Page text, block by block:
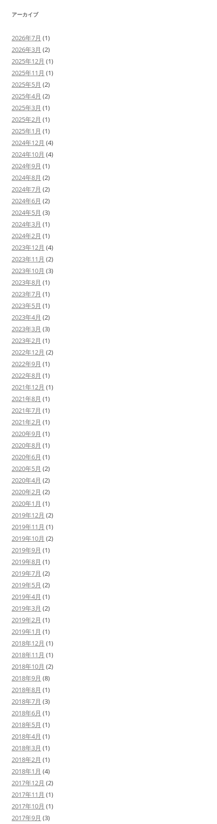
アーカイブ
2026年7月 (1)
2026年3月 (2)
2025年12月 (1)
2025年11月 (1)
2025年5月 (2)
2025年4月 (2)
2025年3月 (1)
2025年2月 (1)
2025年1月 (1)
2024年12月 (4)
2024年10月 (4)
2024年9月 (1)
2024年8月 (2)
2024年7月 (2)
2024年6月 (2)
2024年5月 (3)
2024年3月 (1)
2024年2月 (1)
2023年12月 (4)
2023年11月 (2)
2023年10月 (3)
2023年8月 (1)
2023年7月 (1)
2023年5月 (1)
2023年4月 (2)
2023年3月 (3)
2023年2月 (1)
2022年12月 (2)
2022年9月 (1)
2022年8月 (1)
2021年12月 (1)
2021年8月 (1)
2021年7月 (1)
2021年2月 (1)
2020年9月 (1)
2020年8月 (1)
2020年6月 (1)
2020年5月 (2)
2020年4月 (2)
2020年2月 (2)
2020年1月 (1)
2019年12月 (2)
2019年11月 (1)
2019年10月 (2)
2019年9月 (1)
2019年8月 (1)
2019年7月 (2)
2019年5月 (2)
2019年4月 (1)
2019年3月 (2)
2019年2月 (1)
2019年1月 (1)
2018年12月 (1)
2018年11月 (1)
2018年10月 (2)
2018年9月 (8)
2018年8月 (1)
2018年7月 (3)
2018年6月 (1)
2018年5月 (1)
2018年4月 (1)
2018年3月 (1)
2018年2月 (1)
2018年1月 (4)
2017年12月 (2)
2017年11月 (1)
2017年10月 (1)
2017年9月 (3)